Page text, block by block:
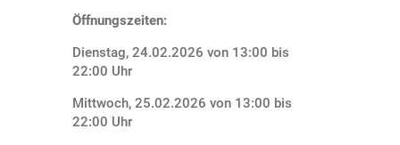
Öffnungszeiten:
Dienstag, 24.02.2026 von 13:00 bis
22:00 Uhr
Mittwoch, 25.02.2026 von 13:00 bis
22:00 Uhr